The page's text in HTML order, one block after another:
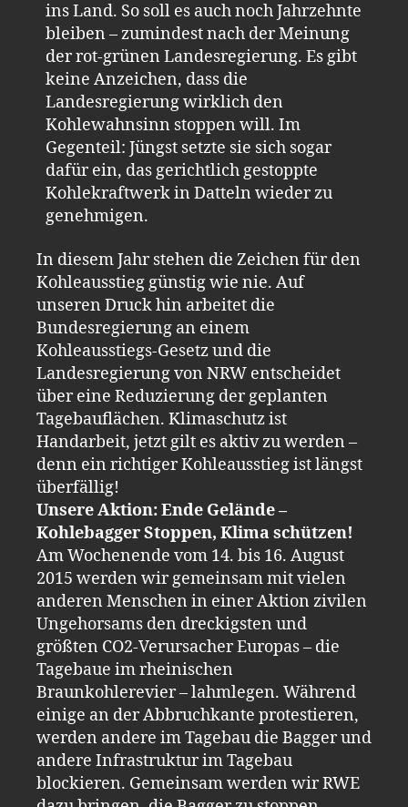
ins Land. So soll es auch noch Jahrzehnte
bleiben – zumindest nach der Meinung
der rot-grünen Landesregierung. Es gibt
keine Anzeichen, dass die
Landesregierung wirklich den
Kohlewahnsinn stoppen will. Im
Gegenteil: Jüngst setzte sie sich sogar
dafür ein, das gerichtlich gestoppte
Kohlekraftwerk in Datteln wieder zu
genehmigen.
In diesem Jahr stehen die Zeichen für den
Kohleausstieg günstig wie nie. Auf
unseren Druck hin arbeitet die
Bundesregierung an einem
Kohleausstiegs-Gesetz und die
Landesregierung von NRW entscheidet
über eine Reduzierung der geplanten
Tagebauflächen. Klimaschutz ist
Handarbeit, jetzt gilt es aktiv zu werden –
denn ein richtiger Kohleausstieg ist längst
überfällig!
Unsere Aktion: Ende Gelände –
Kohlebagger Stoppen, Klima schützen!
Am Wochenende vom 14. bis 16. August
2015 werden wir gemeinsam mit vielen
anderen Menschen in einer Aktion zivilen
Ungehorsams den dreckigsten und
größten CO2-Verursacher Europas – die
Tagebaue im rheinischen
Braunkohlerevier – lahmlegen. Während
einige an der Abbruchkante protestieren,
werden andere im Tagebau die Bagger und
andere Infrastruktur im Tagebau
blockieren. Gemeinsam werden wir RWE